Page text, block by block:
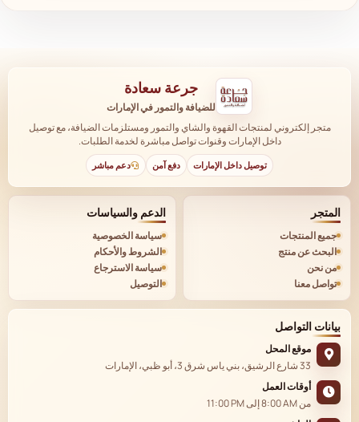
جرعة سعادة
للضيافة والتمور في الإمارات
متجر إلكتروني لمنتجات القهوة والشاي والتمور ومستلزمات الضيافة، مع توصيل
داخل الإمارات وقنوات تواصل مباشرة لخدمة الطلبات.
توصيل داخل الإمارات دفع آمن دعم مباشر
المتجر
جميع المنتجات
البحث عن منتج
من نحن
تواصل معنا
الدعم والسياسات
سياسة الخصوصية
الشروط والأحكام
سياسة الاسترجاع
التوصيل
بيانات التواصل
موقع المحل
33 شارع الرشيق، بني ياس شرق 3، أبو ظبي، الإمارات
أوقات العمل
من8:00 AMإلى11:00 PM